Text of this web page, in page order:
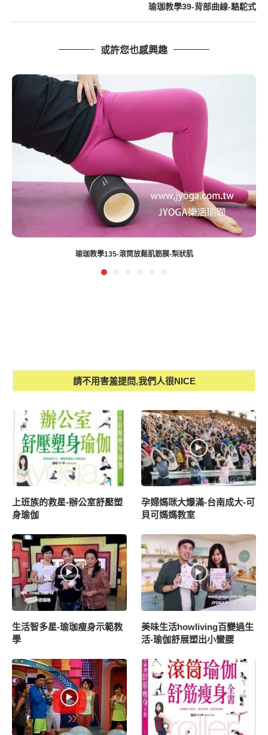
瑜珈教學39-背部曲線-駱駝式
或許您也感興趣
學135-滾筒放鬆肌筋膜-梨狀肌
請不用害羞提問,我們人很NICE
上班族的救星-辦公室舒壓塑
身瑜伽
孕婦媽咪大爆滿-台南成大-可
貝可媽媽教室
生活智多星-瑜珈瘦身示範教
學
美味生活howliving百變過生
活-瑜伽舒展塑出小蠻腰